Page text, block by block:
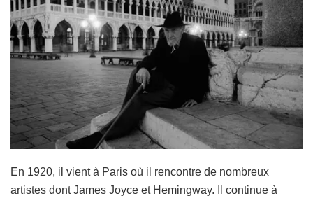
En 1920, il vient à Paris où il rencontre de nombreux
artistes dont James Joyce et Hemingway. Il continue à